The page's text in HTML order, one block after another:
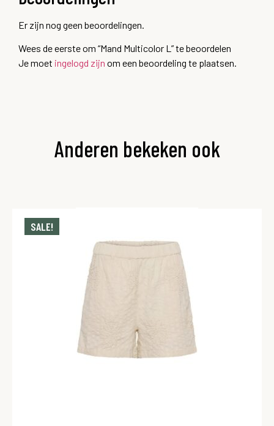
Er zijn nog geen beoordelingen.
Wees de eerste om “Mand Multicolor L” te beoordelen
Je moet ingelogd zijn om een beoordeling te plaatsen.
Anderen bekeken ook
SALE!